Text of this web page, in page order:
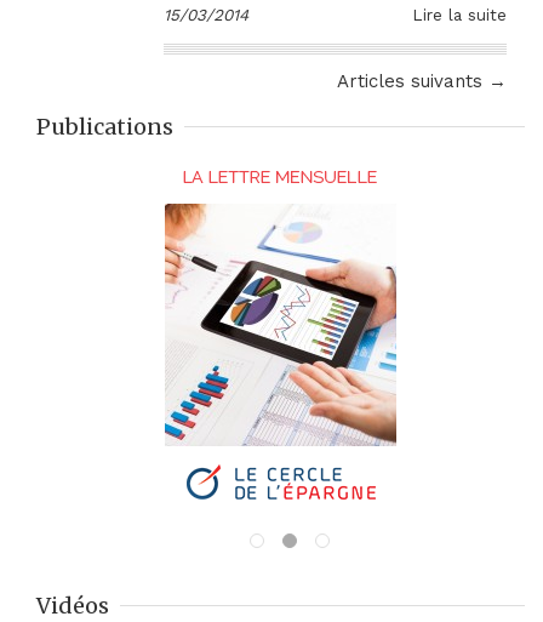
15/03/2014
Lire la suite
Articles suivants →
Publications
Vidéos